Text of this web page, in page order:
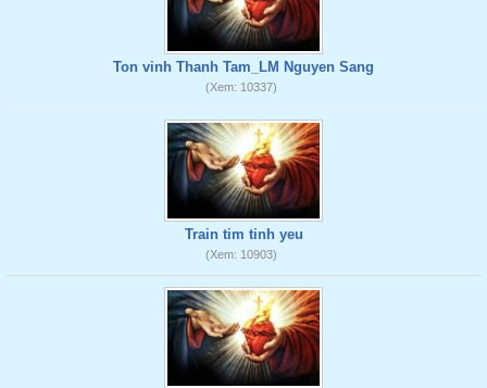
Ton vinh Thanh Tam_LM Nguyen Sang
(Xem: 10337)
Train tim tinh yeu
(Xem: 10903)